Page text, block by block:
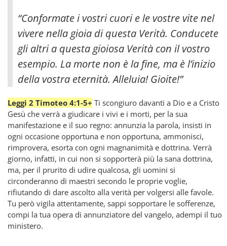
“Conformate i vostri cuori e le vostre vite nel
vivere nella gioia di questa Verità. Conducete
gli altri a questa gioiosa Verità con il vostro
esempio. La morte non è la fine, ma è l’inizio
della vostra eternità. Alleluia! Gioite!”
Leggi 2 Timoteo 4:1-5+ Ti scongiuro davanti a Dio e a Cristo
Gesù che verrà a giudicare i vivi e i morti, per la sua
manifestazione e il suo regno: annunzia la parola, insisti in
ogni occasione opportuna e non opportuna, ammonisci,
rimprovera, esorta con ogni magnanimità e dottrina. Verrà
giorno, infatti, in cui non si sopporterà più la sana dottrina,
ma, per il prurito di udire qualcosa, gli uomini si
circonderanno di maestri secondo le proprie voglie,
rifiutando di dare ascolto alla verità per volgersi alle favole.
Tu però vigila attentamente, sappi sopportare le sofferenze,
compi la tua opera di annunziatore del vangelo, adempi il tuo
ministero.